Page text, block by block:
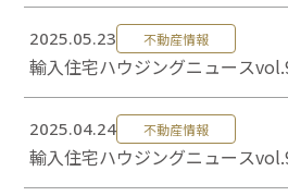
来場予約
0120-
09:00-18:00 水定休
2025.05.23 不動産情報
輸入住宅ハウジングニュース
2025.04.24 不動産情報
輸入住宅ハウジングニュース